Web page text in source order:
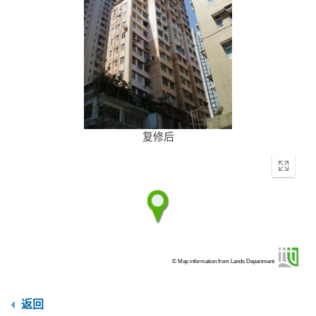
复修后
Enter
© Map information from Lands Department
返回